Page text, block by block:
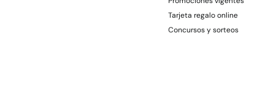
Tarjeta regalo online
Concursos y sorteos